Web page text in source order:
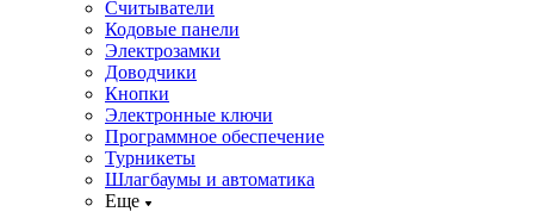
Считыватели
Кодовые панели
Электрозамки
Доводчики
Кнопки
Электронные ключи
Программное обеспечение
Турникеты
Шлагбаумы и автоматика
Еще